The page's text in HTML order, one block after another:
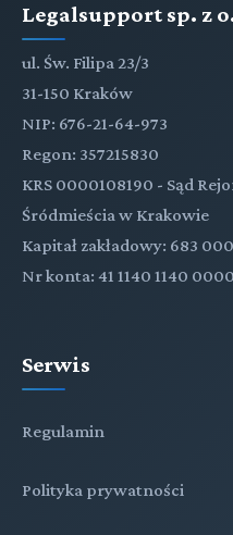
Legalsupport sp. z
ul. Św. Filipa 23/3
31-150 Kraków
NIP: 676-21-64-973
Regon: 357215830
KRS 0000108190 - Sąd
Śródmieścia w Krakowie
Kapitał zakładowy: 683 000
Nr konta: 41 1140 1140
Serwis
Regulamin
Polityka prywatności